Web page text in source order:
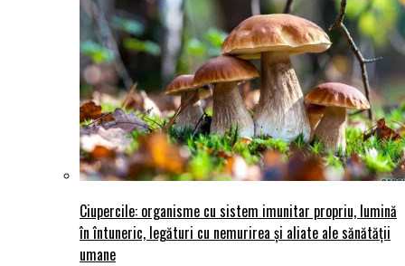
Ciupercile: organisme cu sistem imunitar propriu, lumină
în întuneric, legături cu nemurirea și aliate ale sănătății
umane